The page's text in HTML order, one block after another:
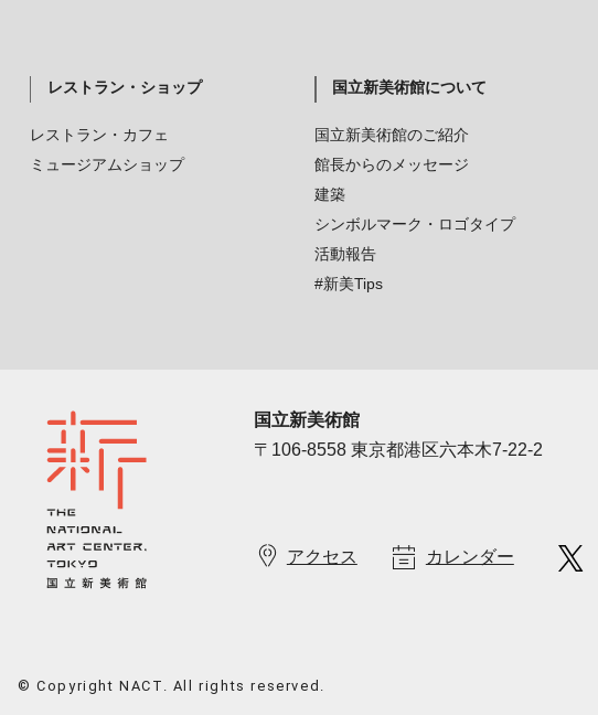
レストラン・ショップ
レストラン・カフェ
ミュージアムショップ
国立新美術館について
国立新美術館のご紹介
館長からのメッセージ
建築
シンボルマーク・ロゴタイプ
活動報告
#新美Tips
国立新美術館
〒106-8558 東京都港区六本木7-22-2
アクセス カレンダー
© Copyright NACT. All rights reserved.